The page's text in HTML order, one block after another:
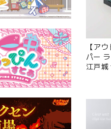
【ア
パー
江戸城